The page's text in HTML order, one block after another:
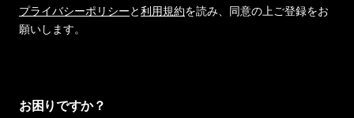
プライバシーポリシーと利用規約を読み、同意の上ご登録をお
願いします。
お困りですか？